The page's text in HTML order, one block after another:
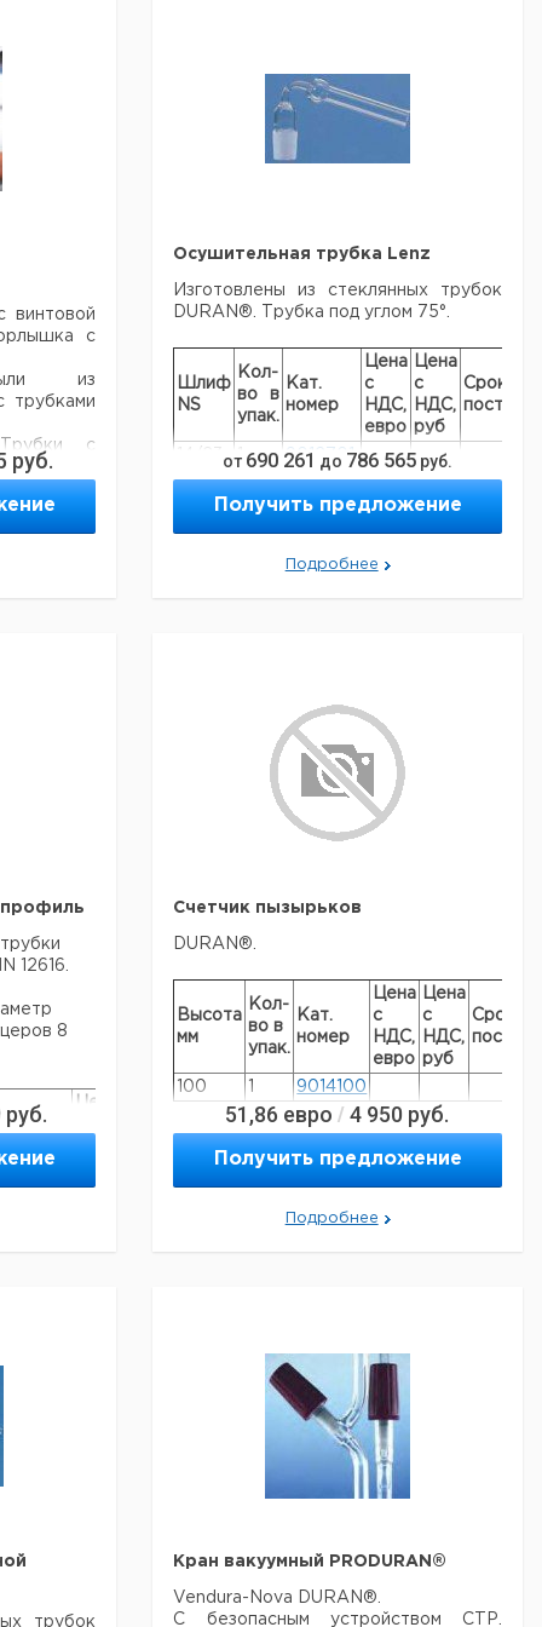
винтовой
с
из
трубками
Трубки с
газа.
трубки
-
стекло
Кат.
Цена
поставки
9110314
9110315
руб.
Осушительная трубка Lenz
Изготовлены из стеклянных трубок
DURAN®. Трубка под углом 75°.
Шлиф
NS
Кол-
во в
упак.
Кат.
номер
Цена
с
НДС,
евро
Цена
с
НДС,
руб
Срок
поставки
1
9012701
29/32
1 9012703
от 690 261 до 786 565 руб.
Получить предложение
Подробнее
12616.
8
Цена
НДС,
поставки
руб.
Счетчик пызырьков
DURAN®.
Высота
мм
Кол-
во в
упак.
Кат.
номер
Цена
с
НДС,
евро
Цена
с
НДС,
руб
Срок
100 1 9014100
51,86 евро / 4 950 руб.
Получить предложение
Подробнее
трубок
Кран вакуумный PRODURAN®
Vendura-Nova DURAN®.
С безопасным устройством СТР.